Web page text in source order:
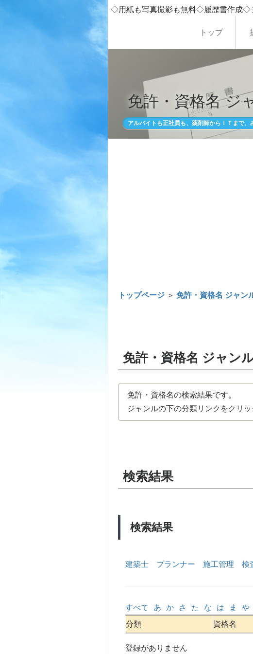
◇用紙も写真撮影も無料◇履歴書作成
トップ
免許・資格名 ジ
アルバイトも正社員も、薬剤師からＩＴまで、
トップページ ＞ 免許・資格名 ジャン
免許・資格名 ジャン
免許・資格名の検索結果です。
ジャンルの下の分類リンクをクリ
検索結果
検索結果
建築士 プランナー 施工管理 検
すべて あ か さ た な は ま や
分類
資格名
登録がありません